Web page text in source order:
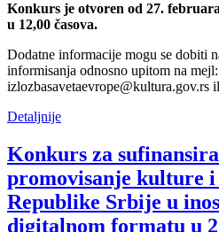
Konkurs je otvoren od 27.
u 12,00 časova.
Dodatne informacije mogu se dobiti
informisanja odnosno upitom na mejl:
izlozbasavetaevrope@kultura.gov.rs
Detaljnije
Konkurs za
promovisanje kulture i
Republike Srbije u
digitalnom formatu u